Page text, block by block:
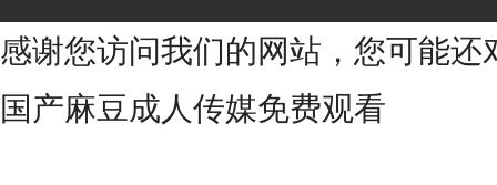
感谢您访问我们的网站，您可能还
国产麻豆成人传媒免费观看